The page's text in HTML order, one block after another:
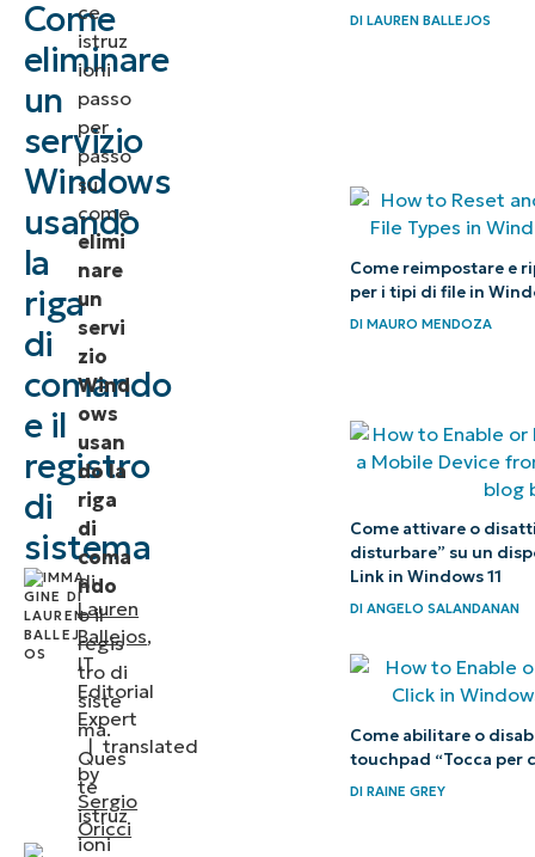
Come
eliminare
un
servizio
Windows
usando
la
riga
di
comando
e il
registro
di
sistema
di
Lauren
Ballejos,
IT
Editorial
Expert
|translated
by
Sergio
Oricci
Precauzioni
un servizio
di
Windows
tramite la
comando
dei servizi di
tramite
l’editor di
registro
Confronto
di
comando
ce
istruz
ioni
passo
per
passo
su
come
elimi
nare
un
servi
zio
Wind
ows
usan
do la
riga
di
coma
ndo
o il
regis
tro di
siste
ma.
Ques
te
istruz
ioni
DI LAUREN BALLEJOS
Come reimpostare e
per i tipi di file in
DI MAURO MENDOZA
Come attivare o
disturbare” su un
Link in Windows 11
DI ANGELO SALANDANAN
Come abilitare o
touchpad “Tocca per
DI RAINE GREY